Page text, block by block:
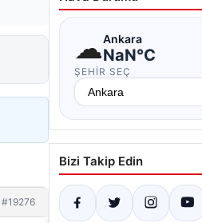
#19276
☁Ankara
NaN°C
ŞEHIR SEÇ
Bizi Takip Edin